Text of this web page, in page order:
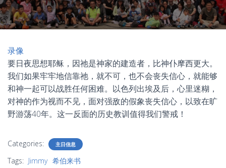
V
I
G
O
N
录像
要日夜思想耶稣，因祂是神家的建造者，比神仆摩西更大。
我们如果牢牢地信靠祂，就不可，也不会丧失信心，就能够
和神一起可以战胜任何困难。以色列出埃及后，心里迷糊，
对神的作为视而不见，面对强敌的假象丧失信心，以致在旷
野游荡40年。这一反面的历史教训值得我们警戒！
Categories: 主日信息
Tags: Jimmy 希伯来书